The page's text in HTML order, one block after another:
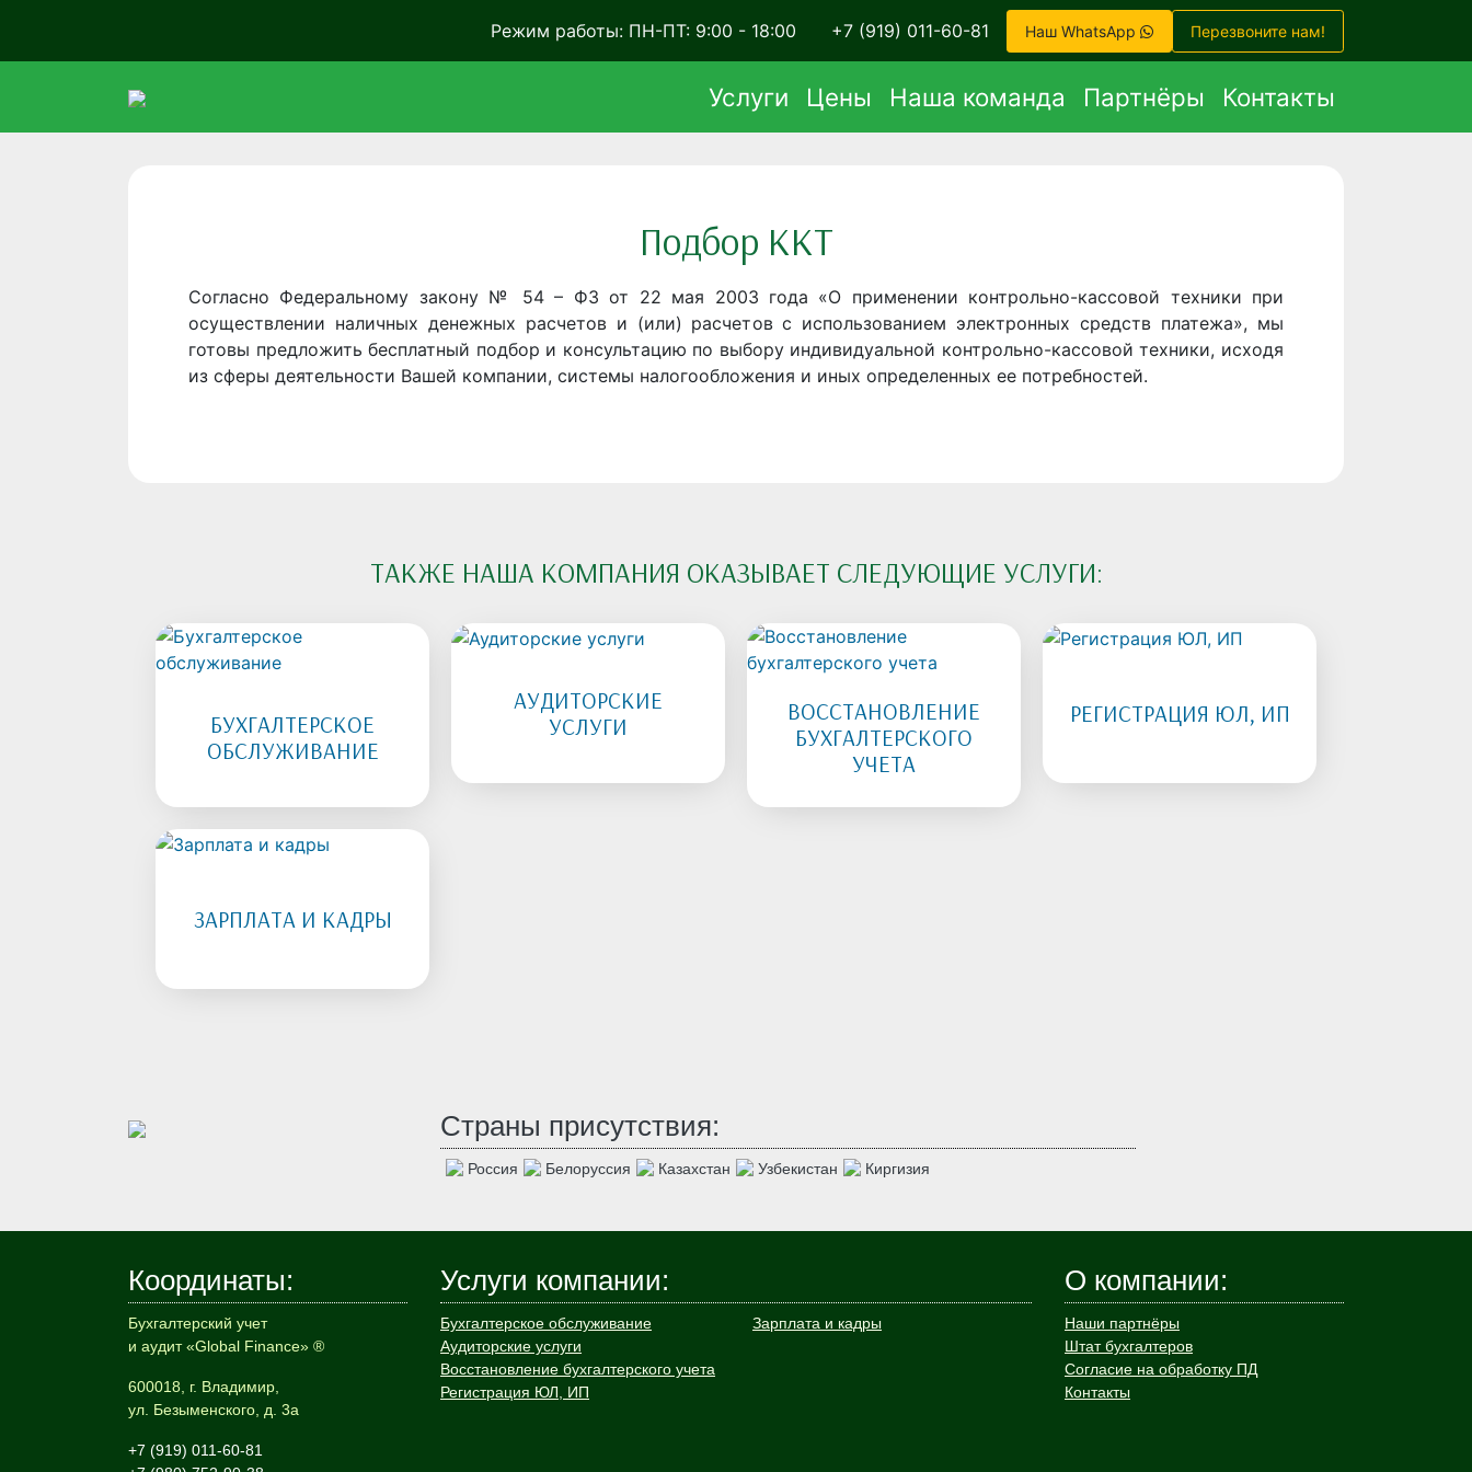
Режим работы: ПН-ПТ: 9:00 - 18:00 +7 (919) 011-60-81 Наш WhatsApp Перезвоните нам!
Услуги Цены Наша команда Партнёры Контакты
Подбор ККТ
Согласно Федеральному закону № 54 – ФЗ от 22 мая 2003 года «О применении контрольно-кассовой техники при
осуществлении наличных денежных расчетов и (или) расчетов с использованием электронных средств платежа», мы
готовы предложить бесплатный подбор и консультацию по выбору индивидуальной контрольно-кассовой техники, исходя
из сферы деятельности Вашей компании, системы налогообложения и иных определенных ее потребностей.
ТАКЖЕ НАША КОМПАНИЯ ОКАЗЫВАЕТ СЛЕДУЮЩИЕ УСЛУГИ:
БУХГАЛТЕРСКОЕ
ОБСЛУЖИВАНИЕ
АУДИТОРСКИЕ
УСЛУГИ
ВОССТАНОВЛЕНИЕ
БУХГАЛТЕРСКОГО
УЧЕТА
РЕГИСТРАЦИЯ ЮЛ, ИП
ЗАРПЛАТА И КАДРЫ
Страны присутствия:
Россия Белоруссия Казахстан Узбекистан Киргизия
Координаты:
Бухгалтерский учет
и аудит «Global Finance» ®
600018, г. Владимир,
ул. Безыменского, д. 3а
+7 (919) 011-60-81
Услуги компании:
Бухгалтерское обслуживание
Аудиторские услуги
Восстановление бухгалтерского учета
Регистрация ЮЛ, ИП
Зарплата и кадры
О компании:
Наши партнёры
Штат бухгалтеров
Согласие на обработку ПД
Контакты